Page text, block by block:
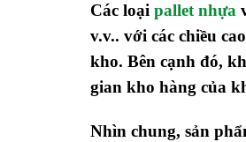
Các loại pallet nhựa
v.v.. với các chiều
kho. Bên cạnh đó,
gian kho hàng của
Nhìn chung, sản